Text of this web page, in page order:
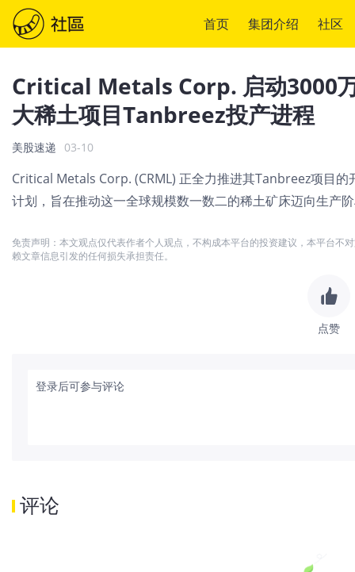
首页 集团介绍 社区
Critical Metals Corp. 启动3000
大稀土项目Tanbreez投产进程
美股速递 03-10
Critical Metals Corp. (CRML) 正全力推进其Tanbreez项目
计划，旨在推动这一全球规模数一数二的稀土矿床迈向生产
免责声明：本文观点仅代表作者个人观点，不构成本平台的投资建议，本平台不
赖文章信息引发的任何损失承担责任。
点赞
登录后可参与评论
评论